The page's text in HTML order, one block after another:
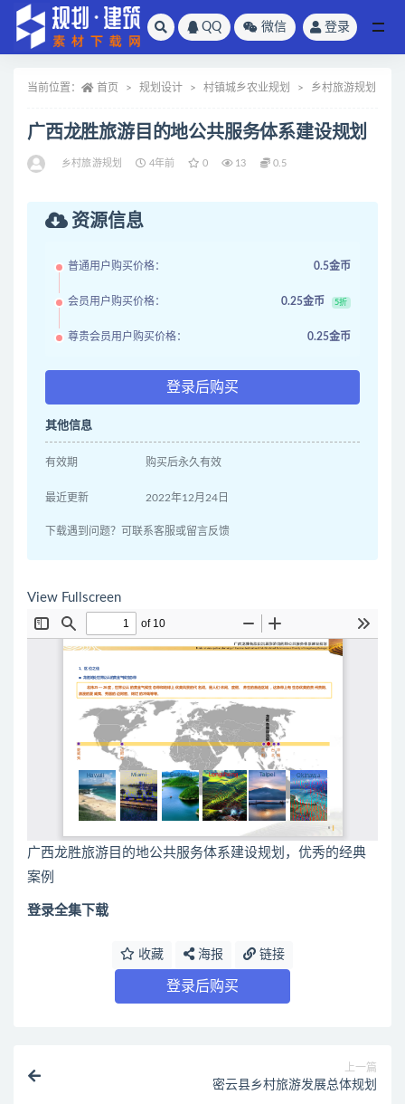
QQ 微信 登录
当前位置： 首页 规划设计 村镇城乡农业规划 乡村旅游规划
广西龙胜旅游目的地公共服务体系建设规划
乡村旅游规划 4年前 0 13 0.5
资源信息
普通用户购买价格： 0.5金币
会员用户购买价格： 0.25金币 5折
尊贵会员用户购买价格： 0.25金币
登录后购买
其他信息
有效期 购买后永久有效
最近更新 2022年12月24日
下载遇到问题？可联系客服或留言反馈
View Fullscreen
广西龙胜旅游目的地公共服务体系建设规划，优秀的经典
案例
登录全集下载
收藏 海报 链接
登录后购买
上一篇
密云县乡村旅游发展总体规划
全部